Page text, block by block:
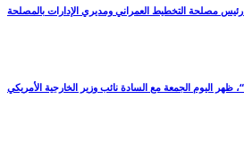
رئيس مصلحة التخطيط العمراني ومديري الإدارات بالمصلحة
ظهر اليوم الجمعة مع السادة نائب وزير الخارجية الأمريكي